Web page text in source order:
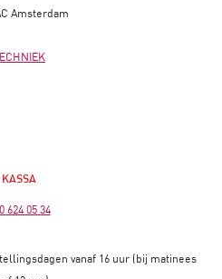
Amsterdam
KASSA
624 05 34
vanaf 16 uur (bij matinees